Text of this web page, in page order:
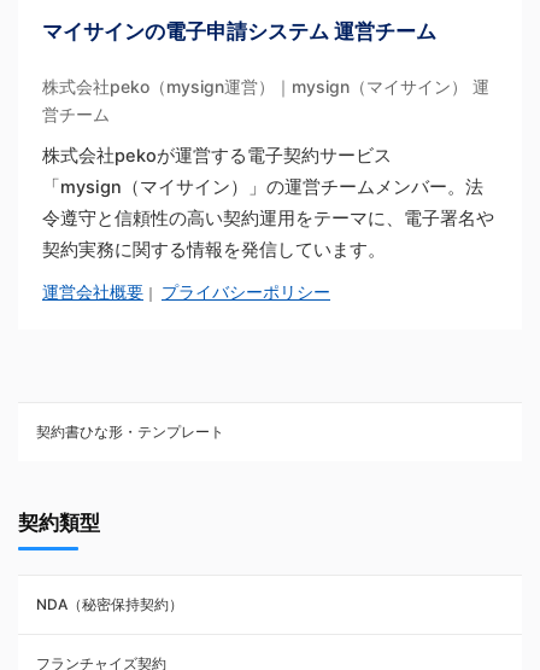
マイサインの電子申請システム 運営チーム
株式会社peko（mysign運営）｜mysign（マイサイン） 運
営チーム
株式会社pekoが運営する電子契約サービス
「mysign（マイサイン）」の運営チームメンバー。法
令遵守と信頼性の高い契約運用をテーマに、電子署名や
契約実務に関する情報を発信しています。
運営会社概要 ｜ プライバシーポリシー
契約書ひな形・テンプレート
NDA（秘密保持契約）
業務委託契約
契約類型
NDA（秘密保持契約）
フランチャイズ契約